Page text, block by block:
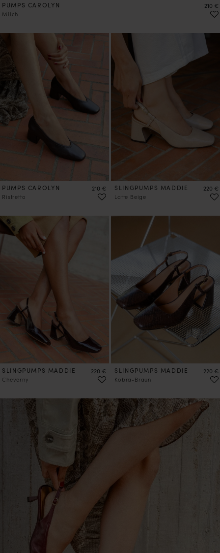
PUMPS CAROLYN
Milch
Preis
210 €
VORBESTELLEN
PUMPS CAROLYN
Ristretto
Preis
210 €
VORBESTELLEN
SLINGPUMPS MADDIE
Latte Beige
Preis
220 €
VORBESTELLEN
SLINGPUMPS MADDIE
Cheverny
Preis
220 €
VORBESTELLEN
SLINGPUMPS MADDIE
Kobra-Braun
Preis
220 €